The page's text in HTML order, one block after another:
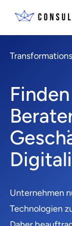
Unternehmen
Technologien